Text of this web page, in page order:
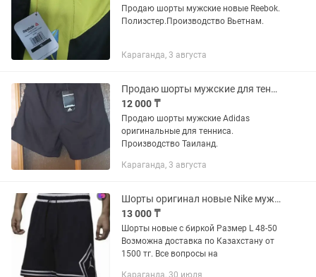
Продаю шорты мужские новые Reebok.
Полиэстер.Производство Вьетнам.
Караганда, 3 августа
Продаю шорты мужские для тенниса .
12 000 ₸
Продаю шорты мужские Adidas
оригинальные для тенниса.
Производство Таиланд.
Караганда, 3 августа
Шорты оригинал новые Nike мужские
13 000 ₸
Шорты новые с биркой Размер L 48-50
Возможна доставка по Казахстану от
1500 тг. Все вопросы на
Караганда, 30 июля